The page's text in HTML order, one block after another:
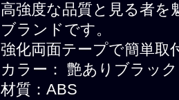
高強度な品質と見る者
ブランドです。
強化両面テープで簡単取
カラー： 艶ありブラック
材質：ABS